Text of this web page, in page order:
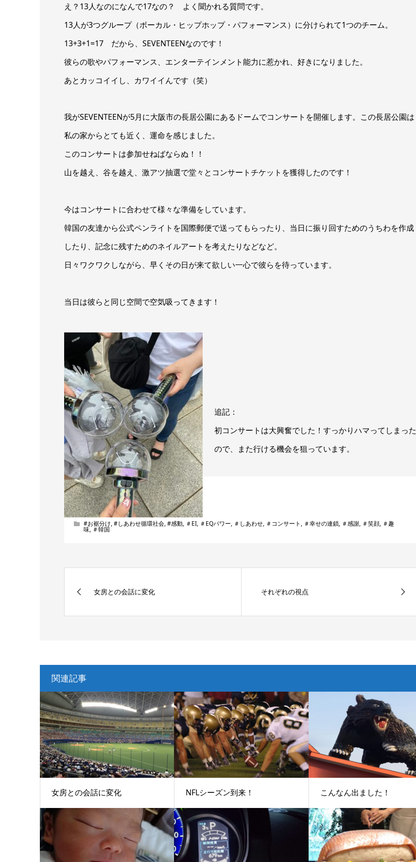
え？13人なのになんで17なの？ よく聞かれる質問です。
13人が3つグループ（ボーカル・ヒップホップ・パフォーマンス）に分けられて1つのチーム。
13+3+1=17 だから、SEVENTEENなのです！
彼らの歌やパフォーマンス、エンターテインメント能力に惹かれ、好きになりました。
あとカッコイイし、カワイイんです（笑）
我がSEVENTEENが5月に大阪市の長居公園にあるドームでコンサートを開催します。この長居公園は
私の家からとても近く、運命を感じました。
このコンサートは参加せねばならぬ！！
山を越え、谷を越え、激アツ抽選で堂々とコンサートチケットを獲得したのです！
今はコンサートに合わせて様々な準備をしています。
韓国の友達から公式ペンライトを国際郵便で送ってもらったり、当日に振り回すためのうちわを作成
したり、記念に残すためのネイルアートを考えたりなどなど。
日々ワクワクしながら、早くその日が来て欲しい一心で彼らを待っています。
当日は彼らと同じ空間で空気吸ってきます！
追記：
初コンサートは大興奮でした！すっかりハマってしまった
ので、また行ける機会を狙っています。
#お裾分け,#しあわせ循環社会,#感動, ＃EI, ＃EQパワー, ＃しあわせ, ＃コンサート , ＃幸せの連鎖, ＃感謝, ＃笑顔, ＃趣
味, ＃韓国
女房との会話に変化 それぞれの視点
関連記事
女房との会話に変化 NFLシーズン到来！ こんなん出ました！